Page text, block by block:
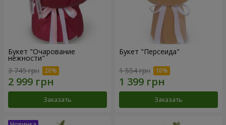
Букет "Очарование
нежности"
3 749 грн
Заказать
Букет "Персеида"
1 554 грн
Заказать